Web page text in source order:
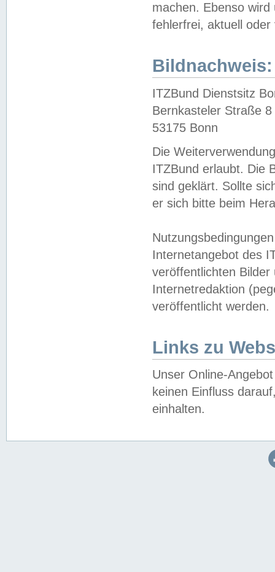
machen. Ebenso
fehlerfrei, aktuell oder
Bildnachweis:
ITZBund Dienstsitz
Bernkasteler Straße 8
53175 Bonn
Die
ITZBund erlaubt. Die
sind geklärt. Sollte
er sich bitte beim
Internetangebot des
veröffentlichten
Internetredaktion
veröffentlicht werden.
Links zu
Unser Online-
keinen Einfluss
einhalten.